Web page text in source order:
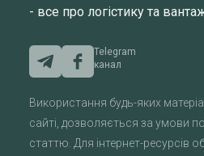
- все про логістику та
Telegram
канал
Використання будь-яких
сайті, дозволяється за умови
статтю. Для інтернет-ресурсів